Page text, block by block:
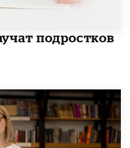
подростков